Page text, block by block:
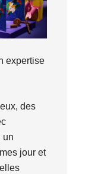
expertise
des
un
jour et